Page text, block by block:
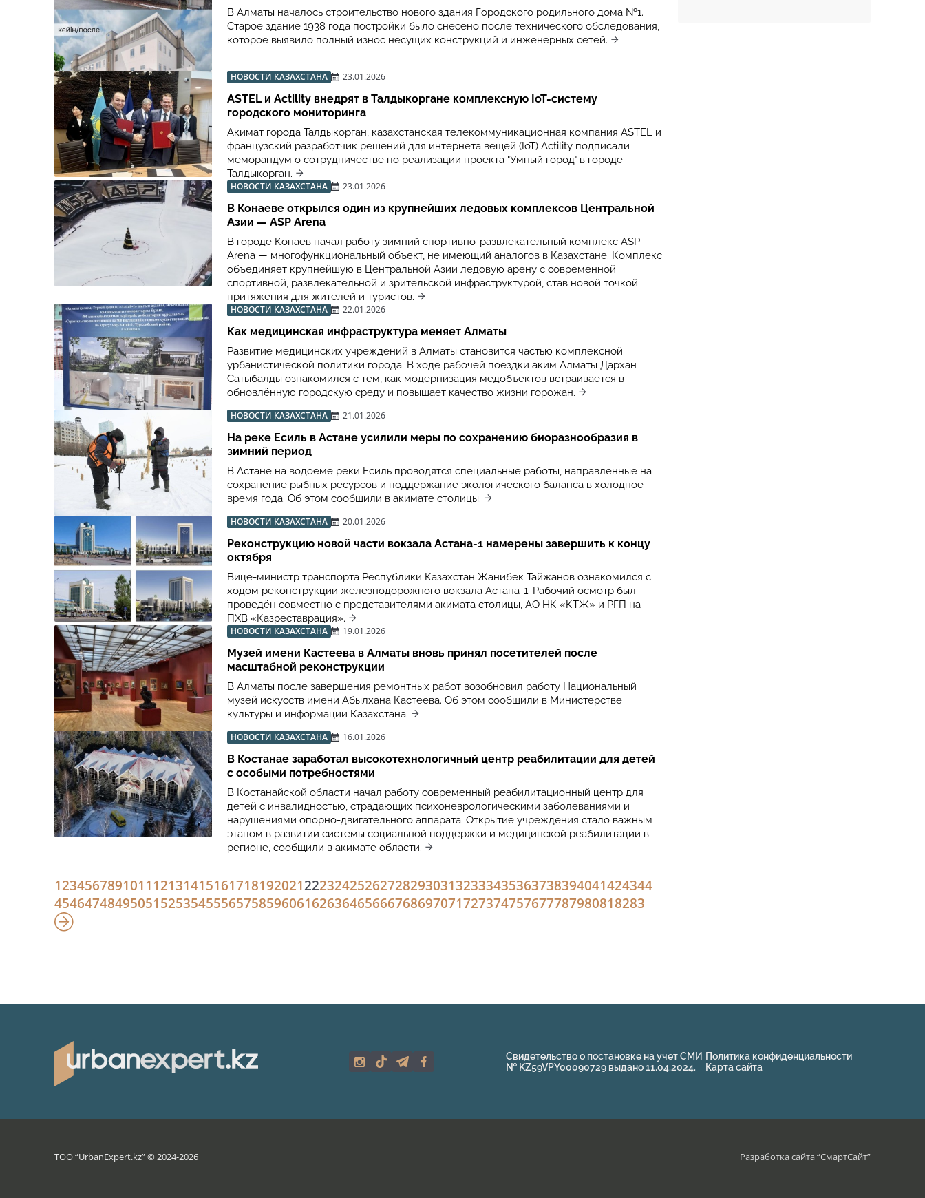
В Алматы началось строительство нового здания Городского родильного дома №1.
Старое здание 1938 года постройки было снесено после технического обследования,
которое выявило полный износ несущих конструкций и инженерных сетей.
НОВОСТИ КАЗАХСТАНА 23.01.2026
ASTEL и Actility внедрят в Талдыкоргане комплексную IoT-систему
городского мониторинга
Акимат города Талдыкорган, казахстанская телекоммуникационная компания ASTEL и
французский разработчик решений для интернета вещей (IoT) Actility подписали
меморандум о сотрудничестве по реализации проекта "Умный город" в городе
Талдыкорган.
НОВОСТИ КАЗАХСТАНА 23.01.2026
В Конаеве открылся один из крупнейших ледовых комплексов Центральной
Азии — ASP Arena
В городе Конаев начал работу зимний спортивно-развлекательный комплекс ASP
Arena — многофункциональный объект, не имеющий аналогов в Казахстане. Комплекс
объединяет крупнейшую в Центральной Азии ледовую арену с современной
спортивной, развлекательной и зрительской инфраструктурой, став новой точкой
притяжения для жителей и туристов.
НОВОСТИ КАЗАХСТАНА 22.01.2026
Как медицинская инфраструктура меняет Алматы
Развитие медицинских учреждений в Алматы становится частью комплексной
урбанистической политики города. В ходе рабочей поездки аким Алматы Дархан
Сатыбалды ознакомился с тем, как модернизация медобъектов встраивается в
обновлённую городскую среду и повышает качество жизни горожан.
НОВОСТИ КАЗАХСТАНА 21.01.2026
На реке Есиль в Астане усилили меры по сохранению биоразнообразия в
зимний период
В Астане на водоёме реки Есиль проводятся специальные работы, направленные на
сохранение рыбных ресурсов и поддержание экологического баланса в холодное
время года. Об этом сообщили в акимате столицы.
НОВОСТИ КАЗАХСТАНА 20.01.2026
Реконструкцию новой части вокзала Астана-1 намерены завершить к концу
октября
Вице-министр транспорта Республики Казахстан Жанибек Тайжанов ознакомился с
ходом реконструкции железнодорожного вокзала Астана-1. Рабочий осмотр был
проведён совместно с представителями акимата столицы, АО НК «КТЖ» и РГП на
ПХВ «Казреставрация».
НОВОСТИ КАЗАХСТАНА 19.01.2026
Музей имени Кастеева в Алматы вновь принял посетителей после
масштабной реконструкции
В Алматы после завершения ремонтных работ возобновил работу Национальный
музей искусств имени Абылхана Кастеева. Об этом сообщили в Министерстве
культуры и информации Казахстана.
НОВОСТИ КАЗАХСТАНА 16.01.2026
В Костанае заработал высокотехнологичный центр реабилитации для детей
с особыми потребностями
В Костанайской области начал работу современный реабилитационный центр для
детей с инвалидностью, страдающих психоневрологическими заболеваниями и
нарушениями опорно-двигательного аппарата. Открытие учреждения стало важным
этапом в развитии системы социальной поддержки и медицинской реабилитации в
регионе, сообщили в акимате области.
1234567891011121314151617181920212223242526272829303132333435363738394041424344
454647484950515253545556575859606162636465666768697071727374757677787980818283
Свидетельство о постановке на учет СМИ
№ KZ59VPY00090729 выдано 11.04.2024.
Политика конфиденциальности
Карта сайта
ТОО “UrbanExpert.kz” © 2024-2026 Разработка сайта “СмартСайт”